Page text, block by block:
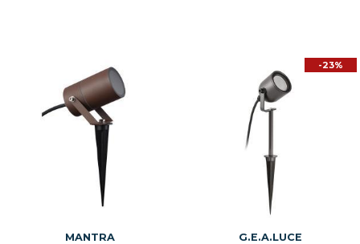
MANTRA
-23%
G.E.A.LUCE